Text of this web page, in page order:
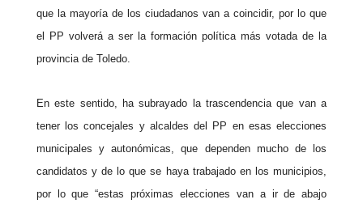
que la mayoría de los ciudadanos van a coincidir, por lo que
el PP volverá a ser la formación política más votada de la
provincia de Toledo.
En este sentido, ha subrayado la trascendencia que van a
tener los concejales y alcaldes del PP en esas elecciones
municipales y autonómicas, que dependen mucho de los
candidatos y de lo que se haya trabajado en los municipios,
por lo que “estas próximas elecciones van a ir de abajo